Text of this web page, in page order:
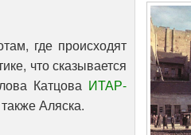
где происходят
что сказывается
Катцова ИТАР-
Аляска.